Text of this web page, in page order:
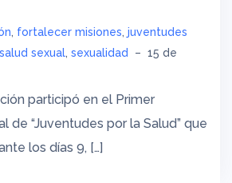
, fortalecer misiones, juventudes
salud sexual, sexualidad – 15 de
participó en el Primer
de “Juventudes por la Salud” que
los días 9, […]